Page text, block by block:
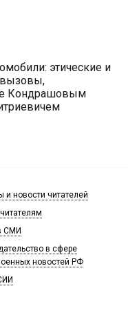
этические и
вызовы,
Кондрашовым
и новости читателей
СМИ
в сфере
новостей РФ